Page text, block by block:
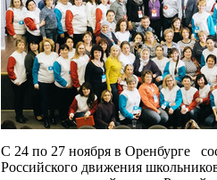
С 24 по 27 ноября в Оренбурге
Российского движения